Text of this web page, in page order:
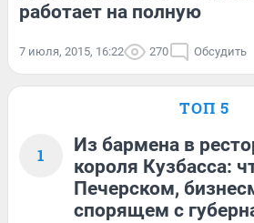
работает на полную
7 июля, 2015, 16:22 270 Обсудить
ТОП 5
1
Из бармена в
короля Кузбасса:
Печерском,
спорящем с